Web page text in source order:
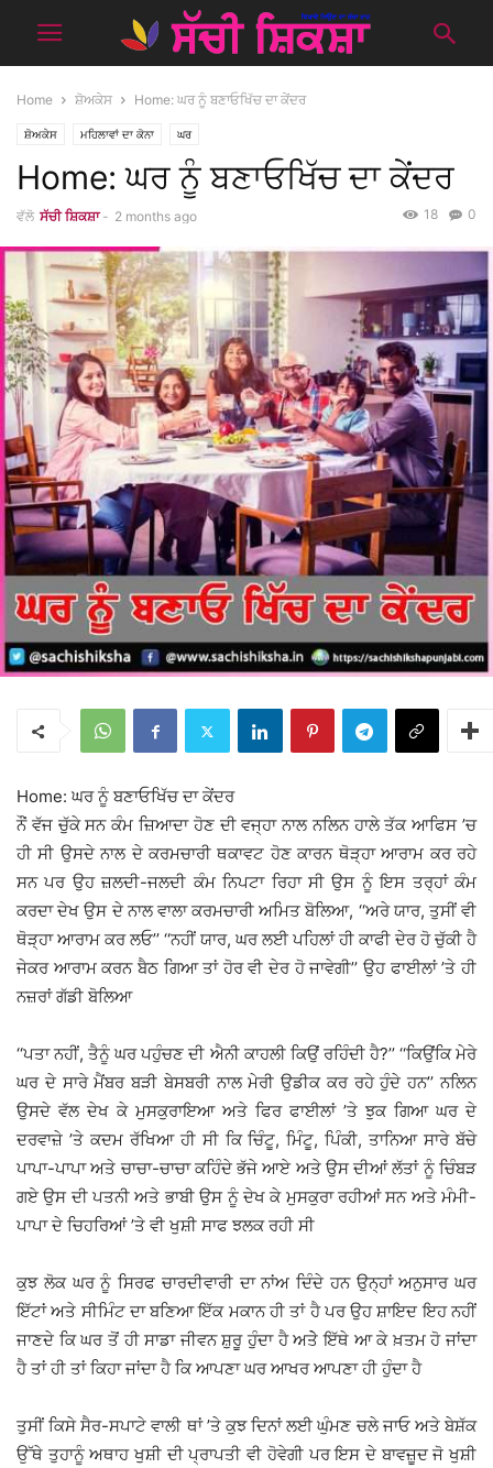
Home ਸ਼ੋਅਕੇਸ Home: ਘਰ ਨੂੰ ਬਣਾਓਖਿੱਚ ਦਾ ਕੇਂਦਰ
ਸ਼ੋਅਕੇਸ ਮਹਿਲਾਵਾਂ ਦਾ ਕੋਨਾ ਘਰ
Home: ਘਰ ਨੂੰ ਬਣਾਓਖਿੱਚ ਦਾ ਕੇਂਦਰ
ਵੱਲੋ ਸੱਚੀ ਸ਼ਿਕਸ਼ਾ - 2 months ago 0
18
Home: ਘਰ ਨੂੰ ਬਣਾਓਖਿੱਚ ਦਾ ਕੇਂਦਰ
ਨੌਂ ਵੱਜ ਚੁੱਕੇ ਸਨ ਕੰਮ ਜ਼ਿਆਦਾ ਹੋਣ ਦੀ ਵਜ੍ਹਾ ਨਾਲ ਨਲਿਨ ਹਾਲੇ ਤੱਕ ਆਫਿਸ ’ਚ
ਹੀ ਸੀ ਉਸਦੇ ਨਾਲ ਦੇ ਕਰਮਚਾਰੀ ਥਕਾਵਟ ਹੋਣ ਕਾਰਨ ਥੋੜ੍ਹਾ ਆਰਾਮ ਕਰ ਰਹੇ
ਸਨ ਪਰ ਉਹ ਜ਼ਲਦੀ-ਜਲਦੀ ਕੰਮ ਨਿਪਟਾ ਰਿਹਾ ਸੀ ਉਸ ਨੂੰ ਇਸ ਤਰ੍ਹਾਂ ਕੰਮ
ਕਰਦਾ ਦੇਖ ਉਸ ਦੇ ਨਾਲ ਵਾਲਾ ਕਰਮਚਾਰੀ ਅਮਿਤ ਬੋਲਿਆ, ‘‘ਅਰੇ ਯਾਰ, ਤੁਸੀਂ ਵੀ
ਥੋੜ੍ਹਾ ਆਰਾਮ ਕਰ ਲਓ’’ ‘‘ਨਹੀਂ ਯਾਰ, ਘਰ ਲਈ ਪਹਿਲਾਂ ਹੀ ਕਾਫੀ ਦੇਰ ਹੋ ਚੁੱਕੀ ਹੈ
ਜੇਕਰ ਆਰਾਮ ਕਰਨ ਬੈਠ ਗਿਆ ਤਾਂ ਹੋਰ ਵੀ ਦੇਰ ਹੋ ਜਾਵੇਗੀ’’ ਉਹ ਫਾਈਲਾਂ ’ਤੇ ਹੀ
ਨਜ਼ਰਾਂ ਗੱਡੀ ਬੋਲਿਆ
‘‘ਪਤਾ ਨਹੀਂ, ਤੈਨੂੰ ਘਰ ਪਹੁੰਚਣ ਦੀ ਐਨੀ ਕਾਹਲੀ ਕਿਉਂ ਰਹਿੰਦੀ ਹੈ?’’ ‘‘ਕਿਉਂਕਿ ਮੇਰੇ
ਘਰ ਦੇ ਸਾਰੇ ਮੈਂਬਰ ਬੜੀ ਬੇਸਬਰੀ ਨਾਲ ਮੇਰੀ ਉਡੀਕ ਕਰ ਰਹੇ ਹੁੰਦੇ ਹਨ’’ ਨਲਿਨ
ਉਸਦੇ ਵੱਲ ਦੇਖ ਕੇ ਮੁਸਕੁਰਾਇਆ ਅਤੇ ਫਿਰ ਫਾਈਲਾਂ ’ਤੇ ਝੁਕ ਗਿਆ ਘਰ ਦੇ
ਦਰਵਾਜ਼ੇ ’ਤੇ ਕਦਮ ਰੱਖਿਆ ਹੀ ਸੀ ਕਿ ਚਿੰਟੂ, ਮਿੰਟੂ, ਪਿੰਕੀ, ਤਾਨਿਆ ਸਾਰੇ ਬੱਚੇ
ਪਾਪਾ-ਪਾਪਾ ਅਤੇ ਚਾਚਾ-ਚਾਚਾ ਕਹਿੰਦੇ ਭੱਜੇ ਆਏ ਅਤੇ ਉਸ ਦੀਆਂ ਲੱਤਾਂ ਨੂੰ ਚਿੰਬੜ
ਗਏ ਉਸ ਦੀ ਪਤਨੀ ਅਤੇ ਭਾਬੀ ਉਸ ਨੂੰ ਦੇਖ ਕੇ ਮੁਸਕੁਰਾ ਰਹੀਆਂ ਸਨ ਅਤੇ ਮੰਮੀ-
ਪਾਪਾ ਦੇ ਚਿਹਰਿਆਂ ’ਤੇ ਵੀ ਖੁਸ਼ੀ ਸਾਫ ਝਲਕ ਰਹੀ ਸੀ
ਕੁਝ ਲੋਕ ਘਰ ਨੂੰ ਸਿਰਫ ਚਾਰਦੀਵਾਰੀ ਦਾ ਨਾਂਅ ਦਿੰਦੇ ਹਨ ਉਨ੍ਹਾਂ ਅਨੁਸਾਰ ਘਰ
ਇੱਟਾਂ ਅਤੇ ਸੀਮਿੰਟ ਦਾ ਬਣਿਆ ਇੱਕ ਮਕਾਨ ਹੀ ਤਾਂ ਹੈ ਪਰ ਉਹ ਸ਼ਾਇਦ ਇਹ ਨਹੀਂ
ਜਾਣਦੇ ਕਿ ਘਰ ਤੋਂ ਹੀ ਸਾਡਾ ਜੀਵਨ ਸ਼ੁਰੂ ਹੁੰਦਾ ਹੈ ਅਤੇੇ ਇੱਥੇ ਆ ਕੇ ਖ਼ਤਮ ਹੋ ਜਾਂਦਾ
ਹੈ ਤਾਂ ਹੀ ਤਾਂ ਕਿਹਾ ਜਾਂਦਾ ਹੈ ਕਿ ਆਪਣਾ ਘਰ ਆਖਰ ਆਪਣਾ ਹੀ ਹੁੰਦਾ ਹੈ
ਤੁਸੀਂ ਕਿਸੇ ਸੈਰ-ਸਪਾਟੇ ਵਾਲੀ ਥਾਂ ’ਤੇ ਕੁਝ ਦਿਨਾਂ ਲਈ ਘੁੰਮਣ ਚਲੇ ਜਾਓ ਅਤੇ ਬੇਸ਼ੱਕ
ਉੱਥੇ ਤੁਹਾਨੂੰ ਅਥਾਹ ਖੁਸ਼ੀ ਦੀ ਪ੍ਰਾਪਤੀ ਵੀ ਹੋਵੇਗੀ ਪਰ ਇਸ ਦੇ ਬਾਵਜ਼ੂਦ ਜੋ ਖੁਸ਼ੀ